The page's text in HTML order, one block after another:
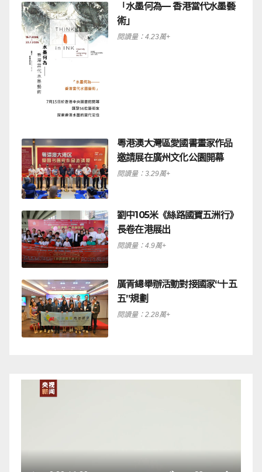
「水墨何為— 香港當代水墨藝
術」
閱讀量：4.23萬+
粵港澳大灣區愛國書畫家作品
邀請展在廣州文化公園開幕
閱讀量：3.29萬+
劉中105米《絲路國寶五洲行》
長卷在港展出
閱讀量：4.9萬+
廣青總舉辦活動對接國家“十五
五”規劃
閱讀量：2.28萬+